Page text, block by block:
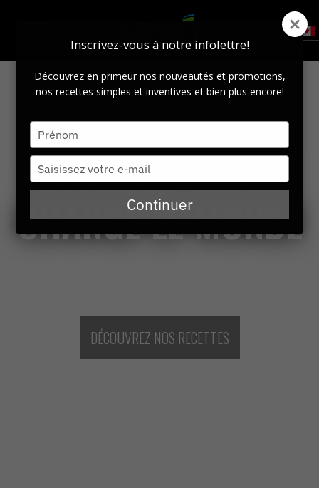
FR CAN
CUISINER MIEUX
CHANGE LE MONDE
DÉCOUVREZ NOS RECETTES
Inscrivez-vous à notre infolettre!
Découvrez en primeur nos nouveautés et promotions,
nos recettes simples et inventives et bien plus encore!
Saisissez
votre
nom
Saisissez
votre
e-
Continuer